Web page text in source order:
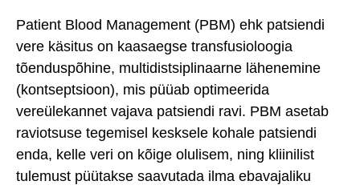
Patient Blood Management (PBM) ehk patsiendi
vere käsitus on kaasaegse transfusioloogia
tõenduspõhine, multidistsiplinaarne lähenemine
(kontseptsioon), mis püüab optimeerida
vereülekannet vajava patsiendi ravi. PBM asetab
raviotsuse tegemisel kesksele kohale patsiendi
enda, kelle veri on kõige olulisem, ning kliinilist
tulemust püütakse saavutada ilma ebavajaliku